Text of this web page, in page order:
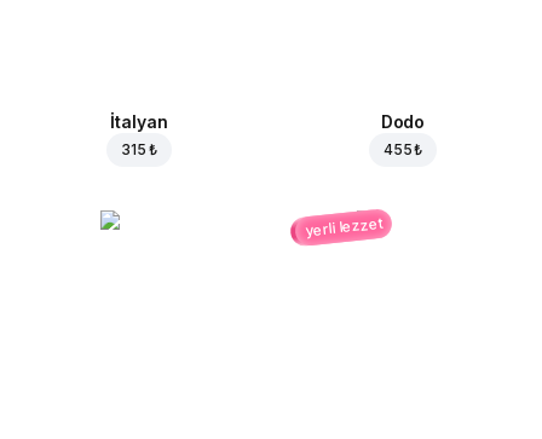
İtalyan
315 ₺
Dodo
455 ₺
yerli lezzet